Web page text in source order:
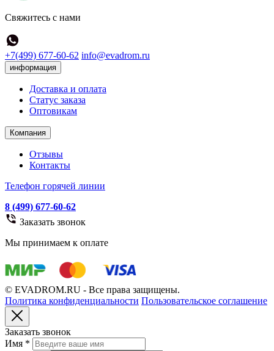
Свяжитесь с нами
+7(499) 677-60-62 info@evadrom.ru
информация
Доставка и оплата
Статус заказа
Оптовикам
Компания
Отзывы
Контакты
Телефон горячей линии
8 (499) 677-60-62
Заказать звонок
Мы принимаем к оплате
© EVADROM.RU - Все права защищены.
Политика конфиденциальности Пользовательское соглашение
Заказать звонок
Имя *